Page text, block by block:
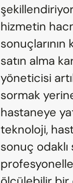
hizmetin
satın alma
yöneticisi
sormak
hastaneye
teknoloji,
sonuç odaklı